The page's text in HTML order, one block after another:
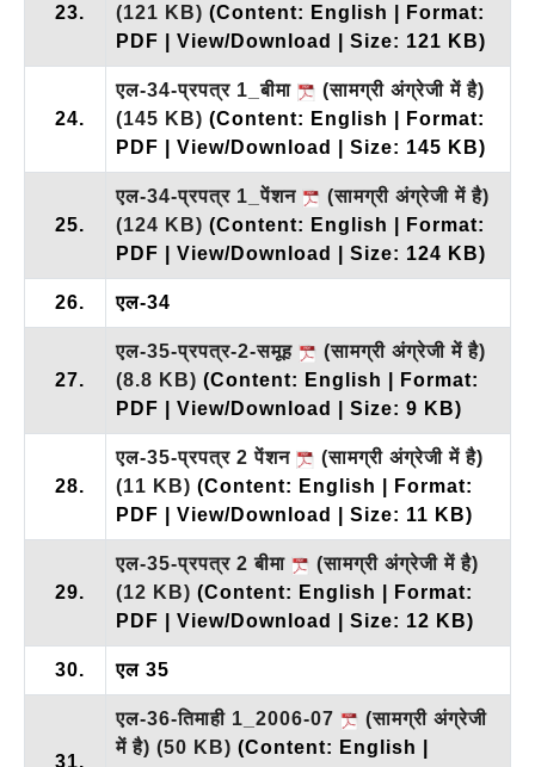
23.
(121 KB) (Content: English | Format:
PDF | View/Download | Size: 121 KB)
24.
एल-34-प्रपत्र 1_बीमा
(सामग्री अंग्रेजी में है)
(145 KB) (Content: English | Format:
PDF | View/Download | Size: 145 KB)
25.
एल-34-प्रपत्र 1_पेंशन
(सामग्री अंग्रेजी में है)
(124 KB) (Content: English | Format:
PDF | View/Download | Size: 124 KB)
26. एल-34
27.
एल-35-प्रपत्र-2-समूह
(सामग्री अंग्रेजी में है)
(8.8 KB) (Content: English | Format:
PDF | View/Download | Size: 9 KB)
28.
एल-35-प्रपत्र 2 पेंशन
(सामग्री अंग्रेजी में है)
(11 KB) (Content: English | Format:
PDF | View/Download | Size: 11 KB)
29.
एल-35-प्रपत्र 2 बीमा
(सामग्री अंग्रेजी में है)
(12 KB) (Content: English | Format:
PDF | View/Download | Size: 12 KB)
30. एल 35
31.
एल-36-तिमाही 1_2006-07
(सामग्री अंग्रेजी
में है) (50 KB) (Content: English |